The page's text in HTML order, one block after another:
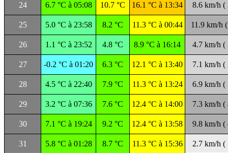
24 6.7 °C à 05:08 10.7 °C 16.1 °C à 13:34 8.6 km/h (
25 5.0 °C à 23:58 8.2 °C 11.3 °C à 00:44 11.9 km/h
26 1.1 °C à 23:52 4.8 °C 8.9 °C à 16:14 4.7 km/h (
27 -0.2 °C à 01:20 6.3 °C 12.1 °C à 13:40 7.1 km/h (
28 4.5 °C à 22:40 7.9 °C 11.3 °C à 13:24 6.9 km/h (
29 3.2 °C à 07:36 7.6 °C 12.4 °C à 14:00 7.3 km/h (
30 7.1 °C à 19:24 9.2 °C 12.4 °C à 13:58 9.8 km/h (
31 5.8 °C à 01:28 8.7 °C 11.3 °C à 15:36 2.7 km/h (